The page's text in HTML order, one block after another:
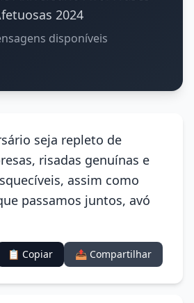
2024
disponíveis
seja repleto de
risadas genuínas e
assim como
passamos juntos, avó
📋 Copiar 📤 Compartilhar